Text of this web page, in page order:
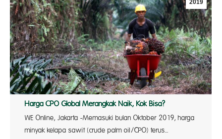
2019
Harga CPO Global Merangkak Naik, Kok Bisa?
WE Online, Jakarta -Memasuki bulan Oktober 2019, harga
minyak kelapa sawit (crude palm oil/CPO) terus…